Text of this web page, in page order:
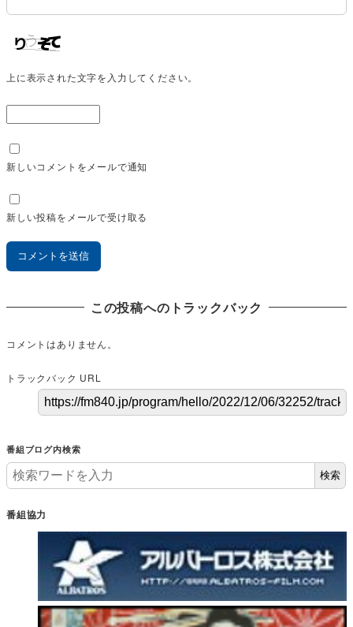
上に表示された文字を入力してください。
新しいコメントをメールで通知
新しい投稿をメールで受け取る
この投稿へのトラックバック
コメントはありません。
トラックバック URL
番組ブログ内検索
検索
番組協力